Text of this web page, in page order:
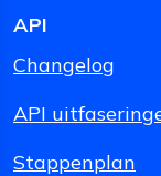
API
Changelog
API
Stappenplan